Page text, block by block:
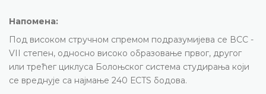
Напомена:
Под високом стручном спремом подразумијева се ВСС -
VII степен, односно високо образовање првог, другог
или трећег циклуса Болоњског система студирања који
се вреднује са најмање 240 ЕCTS бодова.